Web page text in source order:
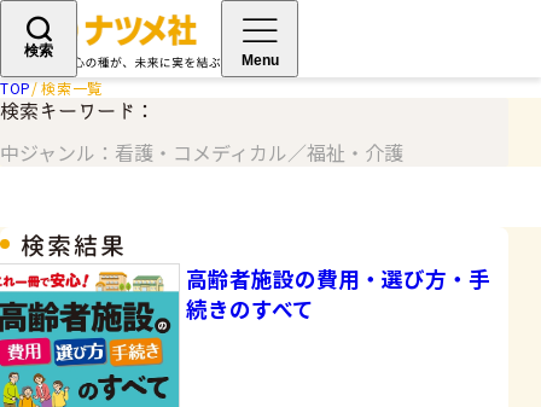
検索
Menu
TOP 検索一覧
検索キーワード：
中ジャンル：看護・コメディカル／福祉・介護
検索結果
高齢者施設の費用・選び方・手
続きのすべて